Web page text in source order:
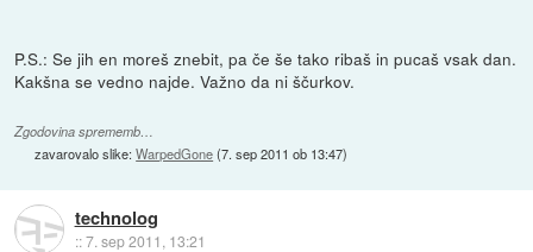
P.S.: Se jih en moreš znebit, pa če še tako ribaš in pucaš vsak dan.
Kakšna se vedno najde. Važno da ni ščurkov.
Zgodovina sprememb…
zavarovalo slike:WarpedGone(7. sep 2011 ob 13:47)
technolog
::7. sep 2011, 13:21